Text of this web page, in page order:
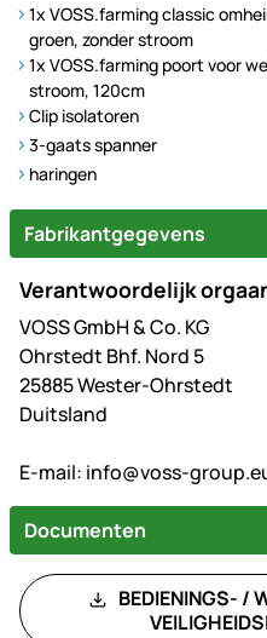
1x VOSS.farming classic
groen, zonder stroom
1x VOSS.farming poort voor
stroom, 120cm
Clip isolatoren
3-gaats spanner
haringen
Fabrikantgegevens
Verantwoordelijk
VOSS GmbH & Co. KG
Ohrstedt Bhf. Nord 5
25885 Wester-Ohrstedt
Duitsland
E-mail: info@voss-
Documenten
BEDIENINGS- /